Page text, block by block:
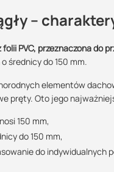
–
PVC, przeznaczona do
średnicy do 150 mm.
elementów
pręty. Oto jego
150 mm,
do 150 mm,
do indywidualnych
logistyczną oraz
Wysokość:
150 mm
Maszy
Skontaktuj
Kamil Świercz
Specjalista